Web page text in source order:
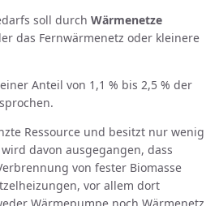
soll durch Wärmenetze
das Fernwärmenetz oder kleinere
Anteil von 1,1 % bis 2,5 % der
Ressource und besitzt nur wenig
davon ausgegangen, dass
von fester Biomasse
vor allem dort